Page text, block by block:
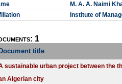
M. A. A. Naimi
Institute of
1
Document title
sustainable urban project between the
Algerian city